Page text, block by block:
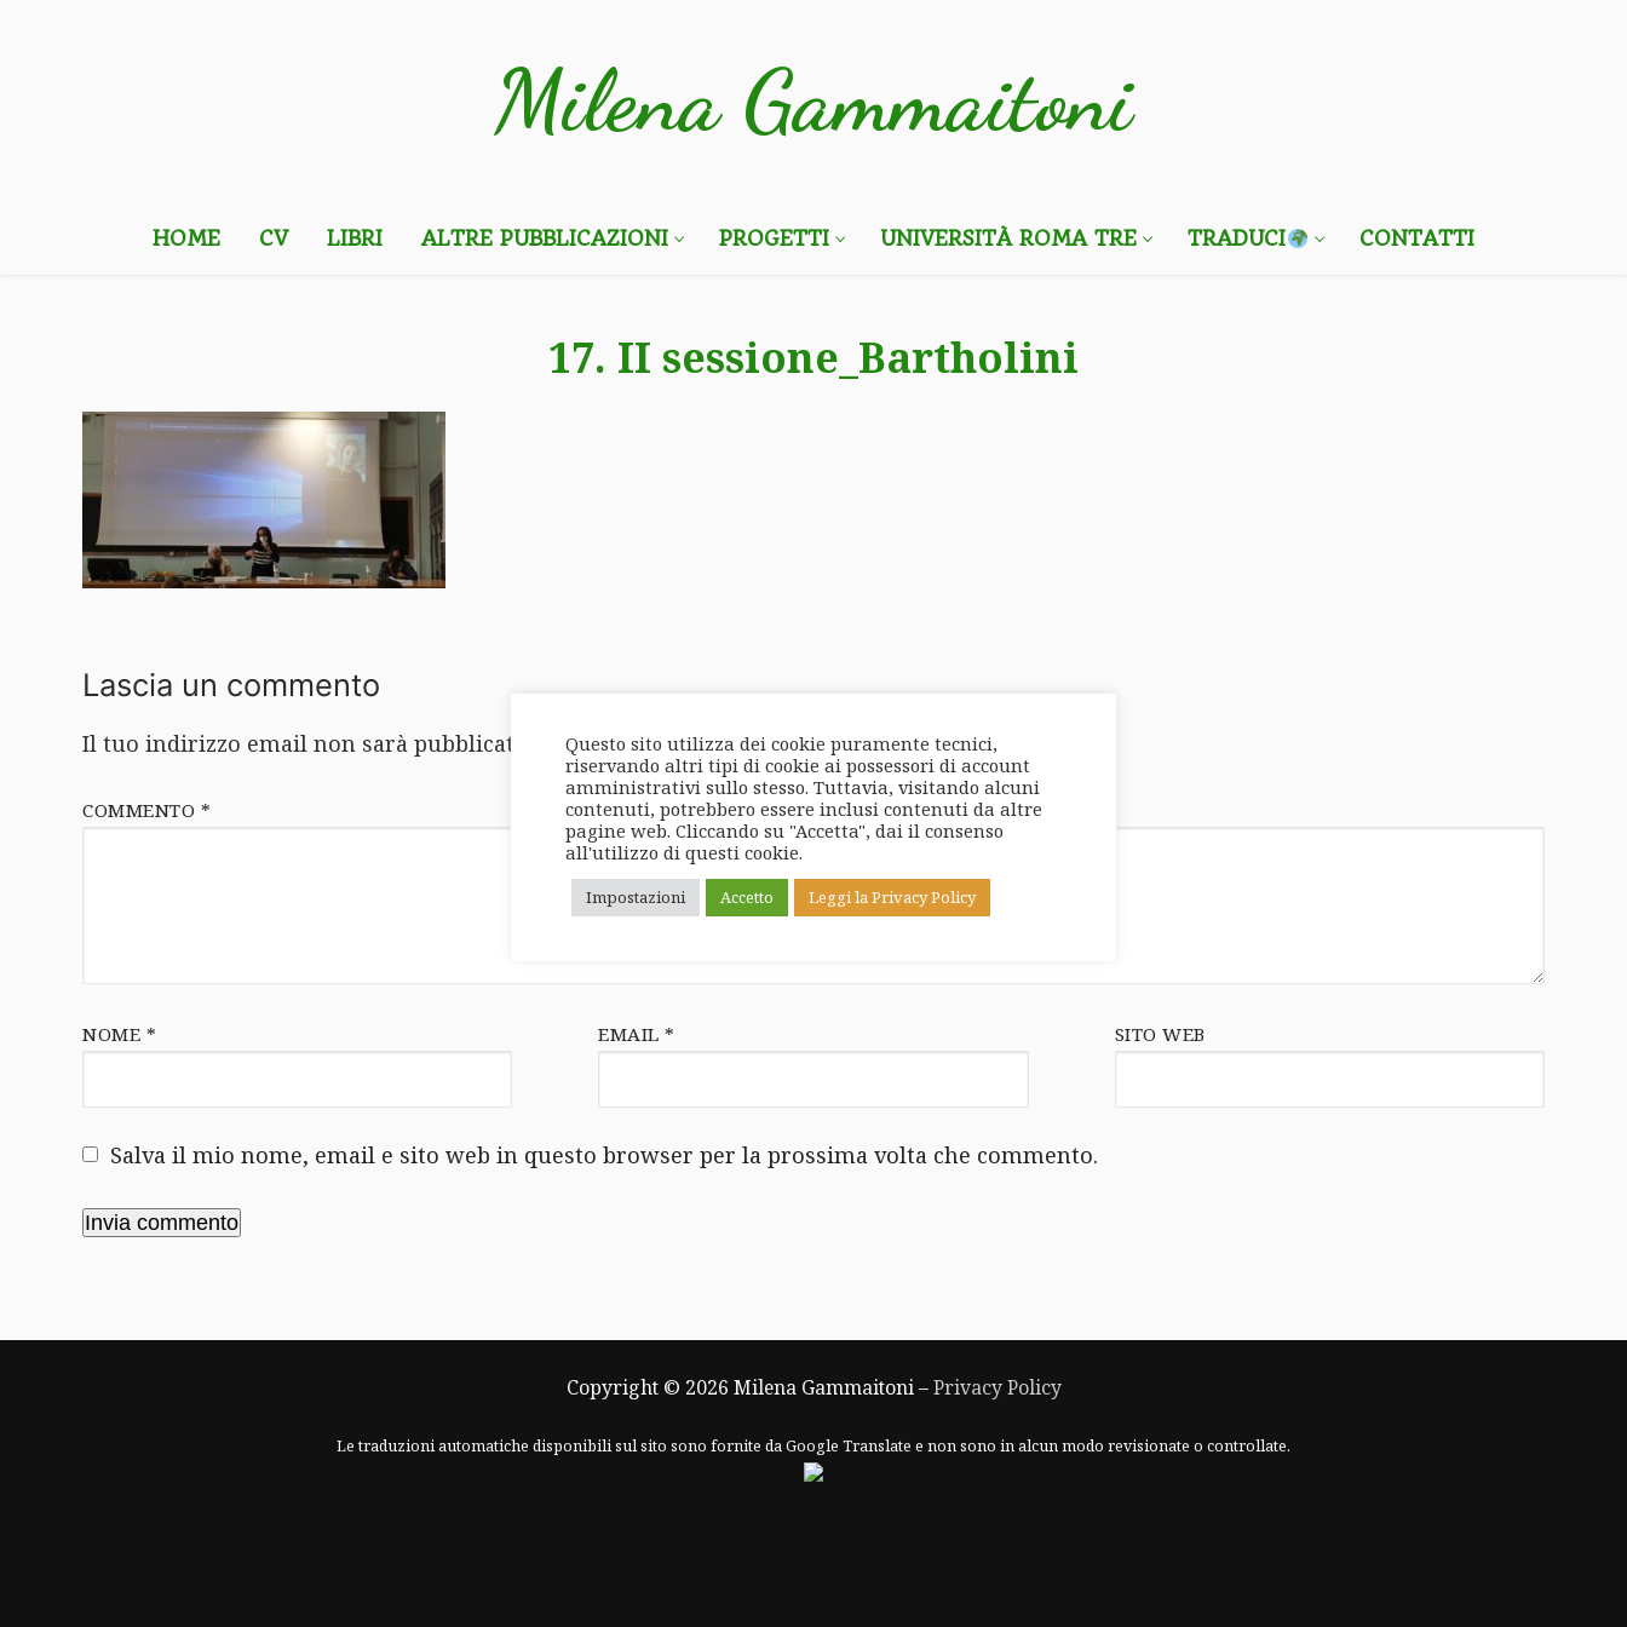
Milena Gammaitoni
HOME CV LIBRI ALTRE PUBBLICAZIONI PROGETTI UNIVERSITÀ ROMA TRE TRADUCI CONTATTI
17. II sessione_Bartholini
Lascia un commento
Il tuo indirizzo email non sarà pubblicato. I campi obbligatori sono contrassegnati*
COMMENTO *
NOME * EMAIL * SITO WEB
Salva il mio nome, email e sito web in questo browser per la prossima volta che commento.
Copyright © 2026 Milena Gammaitoni –Privacy Policy
Le traduzioni automatiche disponibili sul sito sono fornite da Google Translate e non sono in alcun modo revisionate o controllate.
Questo sito utilizza dei cookie puramente tecnici,
riservando altri tipi di cookie ai possessori di account
amministrativi sullo stesso. Tuttavia, visitando alcuni
contenuti, potrebbero essere inclusi contenuti da altre
pagine web. Cliccando su "Accetta", dai il consenso
all'utilizzo di questi cookie.
Impostazioni Accetto Leggi la Privacy Policy